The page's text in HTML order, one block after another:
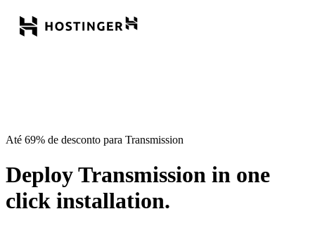
Até 69% de desconto para Transmission
Deploy Transmission in one
click installation.